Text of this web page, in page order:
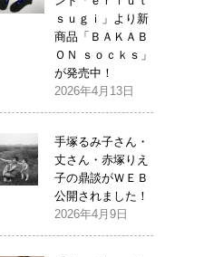
ｓｕｇｉ」より新
商品「ＢＡＫＡＢ
ＯＮ ｓｏｃｋｓ」
が発売中！
2026年4月13日
手塚るみ子さん・
丈さん・赤塚りえ
子の鼎談がＷＥＢ
公開されました！
2026年4月9日